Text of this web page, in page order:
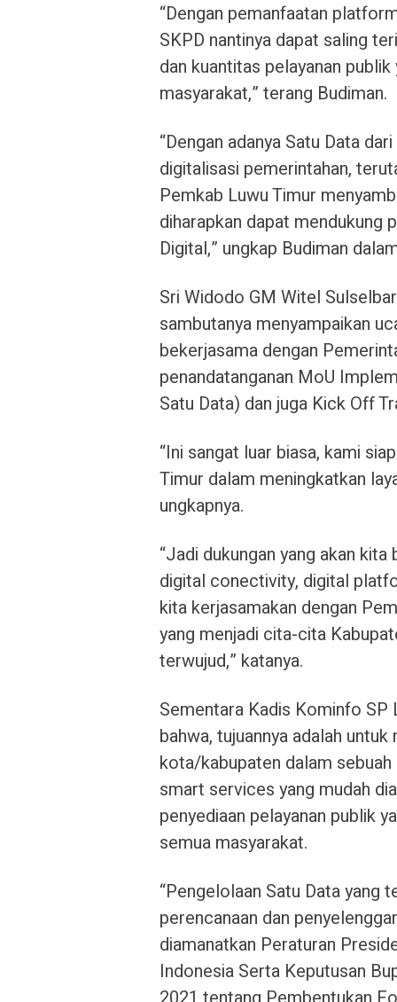
“Dengan pemanfaatan
SKPD nantinya dapat saling
dan kuantitas pelayanan
masyarakat,” terang Budiman.
“Dengan adanya Satu Data
digitalisasi pemerintahan,
Pemkab Luwu Timur
diharapkan dapat mendukung
Digital,” ungkap Budiman
Sri Widodo GM Witel
sambutanya menyampaikan
bekerjasama dengan
penandatanganan MoU
Satu Data) dan juga Kick Off
“Ini sangat luar biasa, kami
Timur dalam meningkatkan
ungkapnya.
“Jadi dukungan yang akan
digital conectivity, digital
kita kerjasamakan dengan
yang menjadi cita-cita
terwujud,” katanya.
Sementara Kadis Kominfo
bahwa, tujuannya adalah
kota/kabupaten dalam
smart services yang mudah
penyediaan pelayanan publik
semua masyarakat.
“Pengelolaan Satu Data yang
perencanaan dan
diamanatkan Peraturan
Indonesia Serta Keputusan